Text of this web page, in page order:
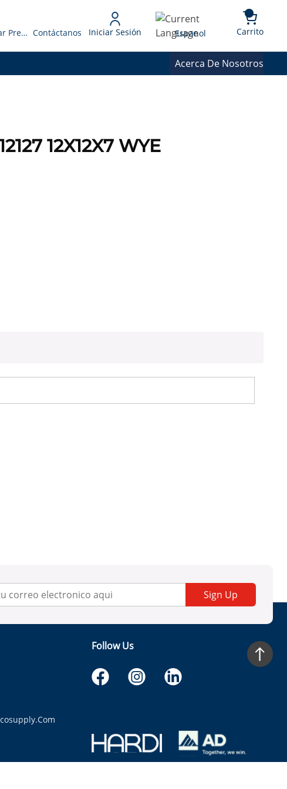
Solicitar Presupuesto Contáctanos Iniciar Sesión Language
Espanol Carrito{0}
Acerca De Nosotros
12X12X7 WYE
Sign Up
Follow Us